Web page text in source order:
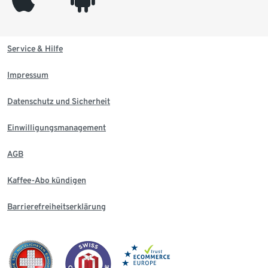
Service & Hilfe
Impressum
Datenschutz und Sicherheit
Einwilligungsmanagement
AGB
Kaffee-Abo kündigen
Barrierefreiheitserklärung